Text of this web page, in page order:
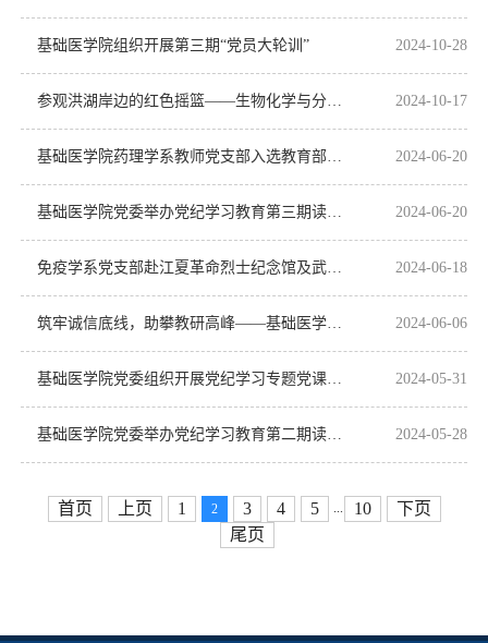
基础医学院组织开展第三期“党员大轮训” 2024-10-28
2024-10-17
2024-06-20
2024-06-20
2024-06-18
2024-06-06
2024-05-31
2024-05-28
首页 上页 1 2 3 4 5 10
下页
尾页